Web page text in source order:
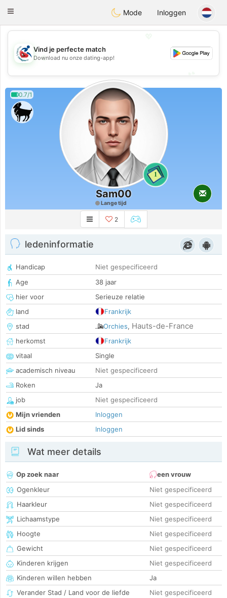
Handi Space
Toggle
Mode Inloggen
💖
💕
Vind je perfecte match
Download nu onze dating-app!
0.7/1
1
Sam00
Lange tijd
2
ledeninformatie
Handicap
Niet gespecificeerd
Age
38 jaar
hier voor
Serieuze relatie
land
Frankrijk
stad
Orchies, Hauts-de-France
herkomst
Frankrijk
vitaal
Single
academisch niveau
Niet gespecificeerd
Roken
Ja
job
Niet gespecificeerd
Mijn vrienden
Inloggen
Lid sinds
Inloggen
Wat meer details
Op zoek naar
een vrouw
Ogenkleur
Niet gespecificeerd
Haarkleur
Niet gespecificeerd
Lichaamstype
Niet gespecificeerd
Hoogte
Niet gespecificeerd
Gewicht
Niet gespecificeerd
Kinderen krijgen
Niet gespecificeerd
Kinderen willen hebben
Ja
Verander Stad / Land voor de liefde
Niet gespecificeerd